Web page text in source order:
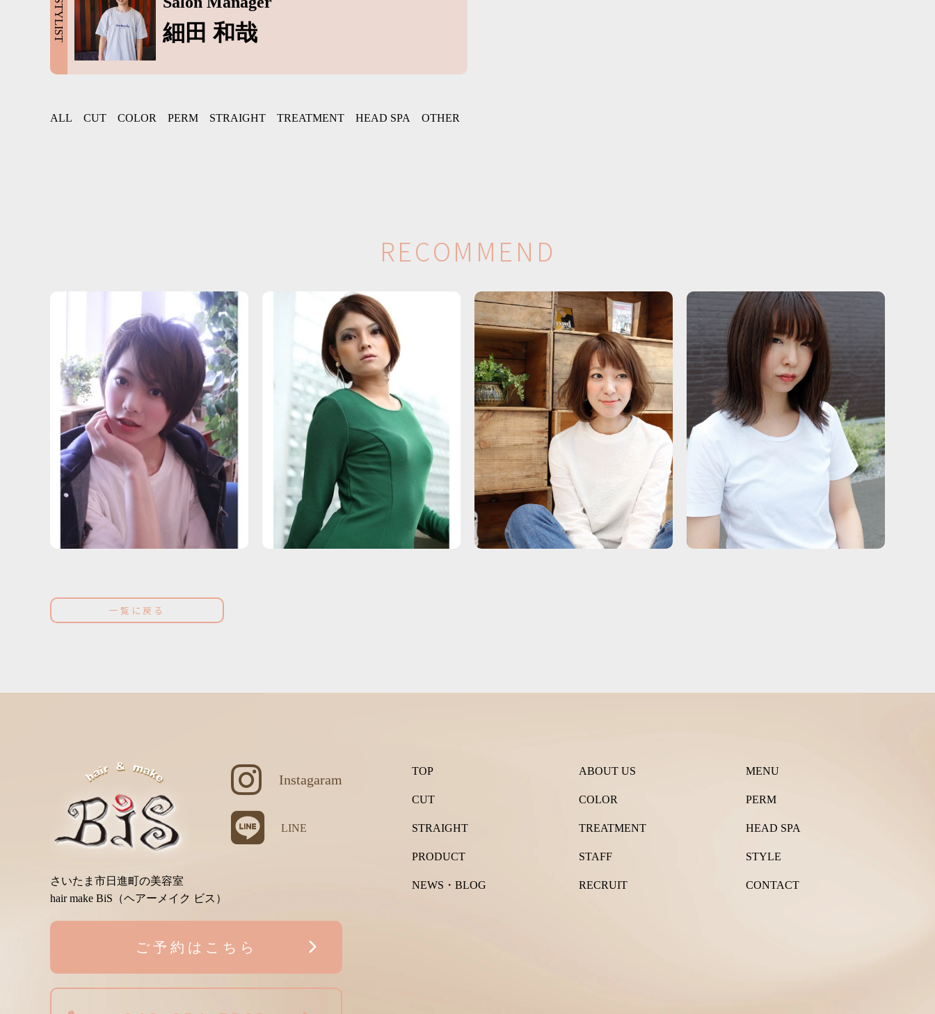
STYLIST 細田 和哉
ALL CUT COLOR PERM STRAIGHT TREATMENT HEAD SPA OTHER
RECOM M EN D
一覧に戻る
Instagaram
LINE
さいたま市日進町の美容室
hair make BiS（ヘアーメイク ビス）
ご予約はこちら
TOP
CUT
STRAIGHT
PRODUCT
NEWS・BLOG
ABOUT US
COLOR
TREATMENT
STAFF
RECRUIT
MENU
PERM
HEAD SPA
STYLE
CONTACT